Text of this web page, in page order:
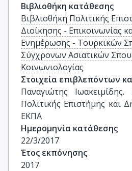
Βιβλιοθήκη κατάθεσης
Βιβλιοθήκη Πολιτικής
Διοίκησης - Επικοινωνίας
Ενημέρωσης - Τουρκικών
Σύγχρονων Ασιατικών
Κοινωνιολογίας
Στοιχεία επιβλεπόντων
Παναγιώτης
Πολιτικής Επιστήμης και
ΕΚΠΑ
Ημερομηνία κατάθεσης
22/3/2017
Έτος εκπόνησης
2017